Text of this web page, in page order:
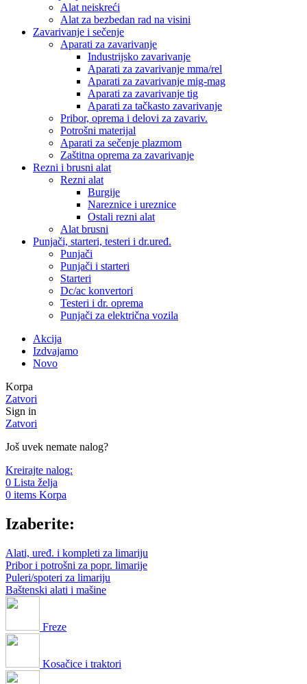
Alat neiskreći
Alat za bezbedan rad na visini
Zavarivanje i sečenje
Aparati za zavarivanje
Industrijsko zavarivanje
Aparati za zavarivanje mma/rel
Aparati za zavarivanje mig-mag
Aparati za zavarivanje tig
Aparati za tačkasto zavarivanje
Pribor, oprema i delovi za zavariv.
Potrošni materijal
Aparati za sečenje plazmom
Zaštitna oprema za zavarivanje
Rezni i brusni alat
Rezni alat
Burgije
Nareznice i ureznice
Ostali rezni alat
Alat brusni
Punjači, starteri, testeri i dr.uređ.
Punjači
Punjači i starteri
Starteri
Dc/ac konvertori
Testeri i dr. oprema
Punjači za električna vozila
Akcija
Izdvajamo
Novo
Korpa
Zatvori
Sign in
Zatvori
Još uvek nemate nalog?
Kreirajte nalog:
0 Lista želja
0 items Korpa
Izaberite:
Alati, uređ. i kompleti za limariju
Pribor i potrošni za popr. limarije
Puleri/spoteri za limariju
Baštenski alati i mašine
Freze
Kosačice i traktori